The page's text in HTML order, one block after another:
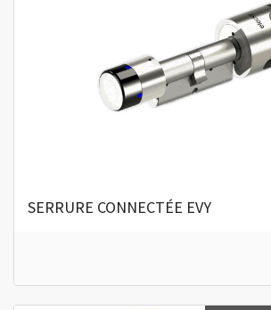
SERRURE CONNECTÉE EVY